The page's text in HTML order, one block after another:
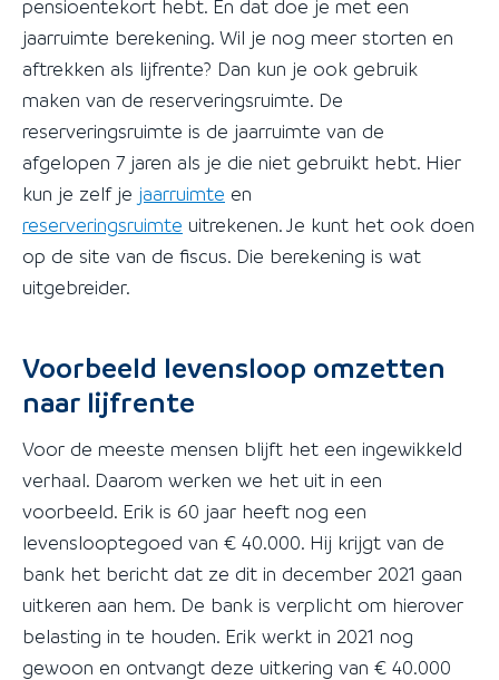
pensioentekort hebt. En dat doe je met een
jaarruimte berekening. Wil je nog meer storten en
aftrekken als lijfrente? Dan kun je ook gebruik
maken van de reserveringsruimte. De
reserveringsruimte is de jaarruimte van de
afgelopen 7 jaren als je die niet gebruikt hebt. Hier
kun je zelf je jaarruimte en
reserveringsruimte uitrekenen. Je kunt het ook doen
op de site van de fiscus. Die berekening is wat
uitgebreider.
Voorbeeld levensloop omzetten
naar lijfrente
Voor de meeste mensen blijft het een ingewikkeld
verhaal. Daarom werken we het uit in een
voorbeeld. Erik is 60 jaar heeft nog een
levenslooptegoed van € 40.000. Hij krijgt van de
bank het bericht dat ze dit in december 2021 gaan
uitkeren aan hem. De bank is verplicht om hierover
belasting in te houden. Erik werkt in 2021 nog
gewoon en ontvangt deze uitkering van € 40.000